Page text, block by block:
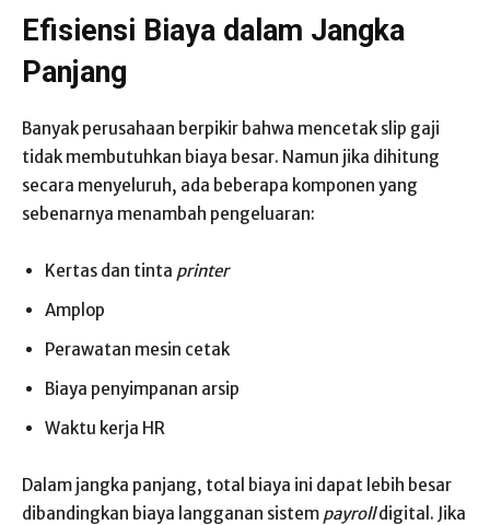
Efisiensi Biaya dalam Jangka
Panjang
Banyak perusahaan berpikir bahwa mencetak slip gaji
tidak membutuhkan biaya besar. Namun jika dihitung
secara menyeluruh, ada beberapa komponen yang
sebenarnya menambah pengeluaran:
Kertas dan tinta printer
Amplop
Perawatan mesin cetak
Biaya penyimpanan arsip
Waktu kerja HR
Dalam jangka panjang, total biaya ini dapat lebih besar
dibandingkan biaya langganan sistem payrolldigital. Jika